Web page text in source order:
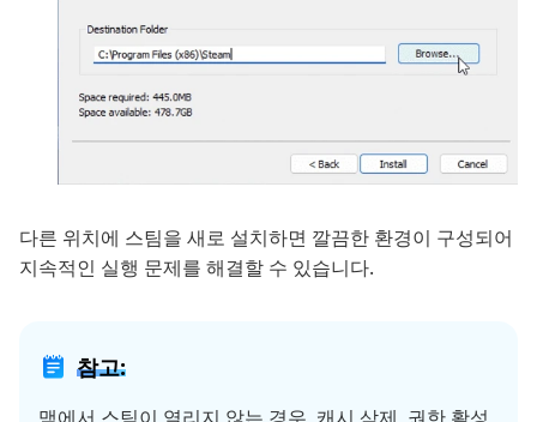
다른 위치에 스팀을 새로 설치하면 깔끔한 환경이 구성되어
지속적인 실행 문제를 해결할 수 있습니다.
참고: